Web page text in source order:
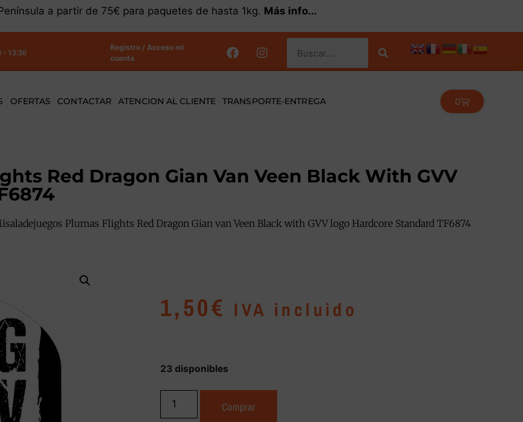
a partir de 75€ para paquetes de hasta 1kg. Más info...
- 13:30
Registro / Acceso mi
cuenta
OFERTAS CONTACTAR ATENCION AL CLIENTE TRANSPORTE-ENTREGA 0
Red Dragon Gian Van Veen Black With GVV
Plumas Flights Red Dragon Gian van Veen Black with GVV logo Hardcore Standard TF6874
1,50€ IVA incluido
23 disponibles
Comprar